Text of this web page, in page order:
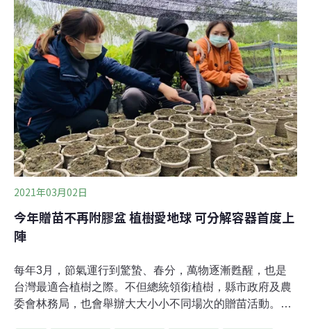
台灣原生種喬木，長大後兼具樹蔭乘涼和提供鳥類果實、
減碳等作用；而烏來杜鵑更是新北市原生種，最早現蹤在
新北市烏來地區，分布於翡翠水庫周邊，當初翡翠水庫興
建時，破壞到烏來杜鵑的棲地，目前被行政院農業委員會
特有生物研究保育中心評估為「野外滅絕級植物」，從民
國91年開始進行復育工作。
2021年03月02日
今年贈苗不再附膠盆 植樹愛地球 可分解容器首度上
陣
每年3月，節氣運行到驚蟄、春分，萬物逐漸甦醒，也是
台灣最適合植樹之際。不但總統領銜植樹，縣市政府及農
委會林務局，也會舉辦大大小小不同場次的贈苗活動。只